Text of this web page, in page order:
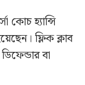
কোচ হ্যান্সি
ফ্লিক ক্লাব
বা